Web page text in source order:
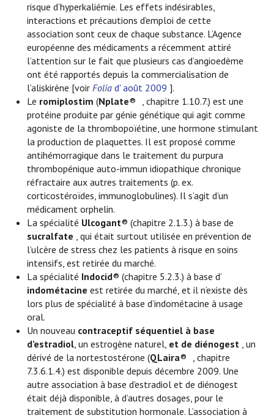
risque d’hyperkaliémie. Les effets indésirables,
interactions et précautions d’emploi de cette
association sont ceux de chaque substance. L’Agence
européenne des médicaments a récemment attiré
l’attention sur le fait que plusieurs cas d’angioedème
ont été rapportés depuis la commercialisation de
l’aliskirène [voirFolia d' août 2009 ].
Le romiplostim (Nplate® , chapitre 1.10.7.) est une
protéine produite par génie génétique qui agit comme
agoniste de la thrombopoïétine, une hormone stimulant
la production de plaquettes. Il est proposé comme
antihémorragique dans le traitement du purpura
thrombopénique auto-immun idiopathique chronique
réfractaire aux autres traitements (p. ex.
corticostéroïdes, immunoglobulines). Il s’agit d’un
médicament orphelin.
La spécialité Ulcogant® (chapitre 2.1.3.) à base de
sucralfate , qui était surtout utilisée en prévention de
l’ulcère de stress chez les patients à risque en soins
intensifs, est retirée du marché.
La spécialité Indocid® (chapitre 5.2.3.) à base d’
indométacine est retirée du marché, et il n’existe dès
lors plus de spécialité à base d’indométacine à usage
oral.
Un nouveau contraceptif séquentiel à base
d’estradiol, un estrogène naturel, et de diénogest , un
dérivé de la nortestostérone (QLaira® , chapitre
7.3.6.1.4.) est disponible depuis décembre 2009. Une
autre association à base d’estradiol et de diénogest
était déjà disponible, à d’autres dosages, pour le
traitement de substitution hormonale. L’association à